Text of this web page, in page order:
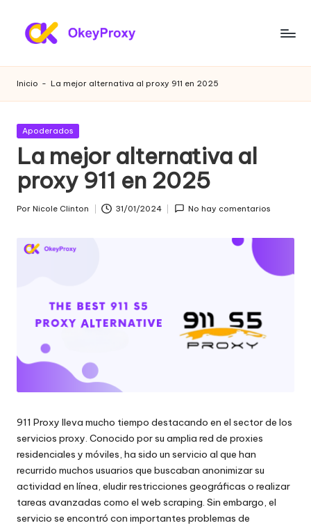
Saltar
P
r
o
xi
e
s
r
si
c
a
l
e
s
p
a
proxies
HTTP(S)/SOCKS5,
sobre
proxies
gratuitos
de
raspado
datos
web
mucho
Inicio - La mejor alternativa al proxy 911 en 2025
Publicada
Apoderados
La mejor alternativa al
proxy 911 en 2025
Por Nicole Clinton 31/01/2024 No hay comentarios
911 Proxy lleva mucho tiempo destacando en el sector de los
servicios proxy. Conocido por su amplia red de proxies
residenciales y móviles, ha sido un servicio al que han
recurrido muchos usuarios que buscaban anonimizar su
actividad en línea, eludir restricciones geográficas o realizar
tareas avanzadas como el web scraping. Sin embargo, el
servicio se encontró con importantes problemas de